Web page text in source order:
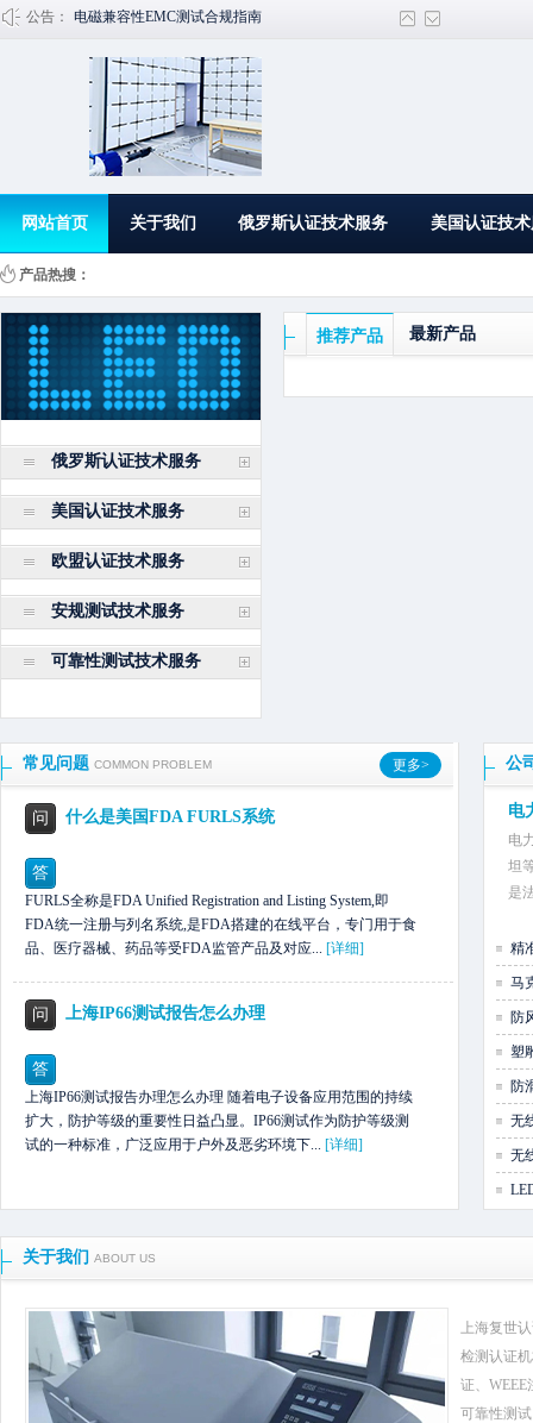
公告：
电磁兼容性EMC测试合规指南
产品寿命试验MTBF试验报告
配电柜IP66测试申请流程
IP防护等级实用性
网站首页 关于我们 俄罗斯认证技术服务 美国认证技
产品热搜：
俄罗斯认证技术服务
美国认证技术服务
欧盟认证技术服务
安规测试技术服务
可靠性测试技术服务
推荐产品 最新产品
更多>
常见问题 COMMON PROBLEM
问 什么是美国FDA FURLS系统
答
FURLS全称是FDA Unified Registration and Listing System,即
FDA统一注册与列名系统,是FDA搭建的在线平台，专门用于食
品、医疗器械、药品等受FDA监管产品及对应... [详细]
问 上海IP66测试报告怎么办理
答
上海IP66测试报告办理怎么办理 随着电子设备应用范围的持续
扩大，防护等级的重要性日益凸显。IP66测试作为防护等级测
试的一种标准，广泛应用于户外及恶劣环境下... [详细]
公
电
电
坦
是
精
马
防
塑
防
无
无
关于我们 ABOUT US
上海复世
检测认证
证、
可靠性测